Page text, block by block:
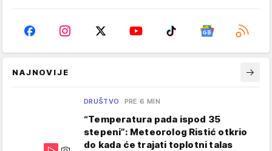
NAJNOVIJE
DRUŠTVO PRE 6 MIN
“Temperatura pada ispod 35
stepeni”: Meteorolog Ristić otkrio
do kada će trajati toplotni talas